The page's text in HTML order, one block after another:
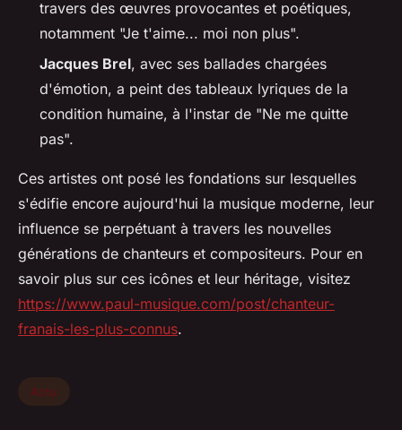
travers des œuvres provocantes et poétiques,
notamment "Je t'aime... moi non plus".
Jacques Brel, avec ses ballades chargées
d'émotion, a peint des tableaux lyriques de la
condition humaine, à l'instar de "Ne me quitte
pas".
Ces artistes ont posé les fondations sur lesquelles
s'édifie encore aujourd'hui la musique moderne, leur
influence se perpétuant à travers les nouvelles
générations de chanteurs et compositeurs. Pour en
savoir plus sur ces icônes et leur héritage, visitez
https://www.paul-musique.com/post/chanteur-
franais-les-plus-connus.
Actu